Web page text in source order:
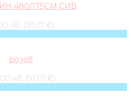
480/175СМ СИВ
лв. (30.17 €)
розов
лв. (91.01 €)